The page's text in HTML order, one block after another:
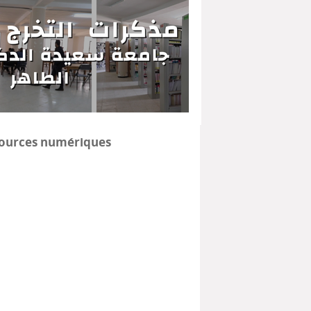
numériques